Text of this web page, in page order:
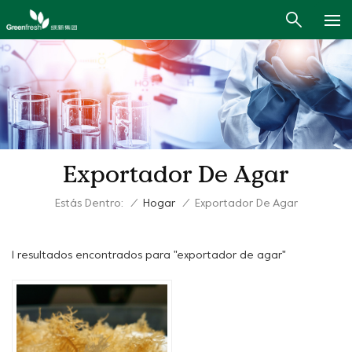
Exportador De Agar
Estás Dentro: / Hogar / Exportador De Agar
1 resultados encontrados para "exportador de agar"